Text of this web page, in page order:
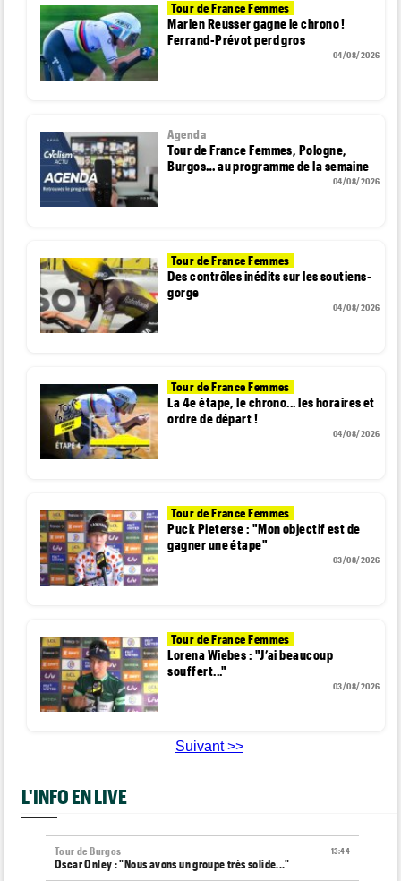
Tour de France Femmes
Marlen Reusser gagne le chrono !
Ferrand-Prévot perd gros
04/08/2026
Agenda
Tour de France Femmes, Pologne,
Burgos… au programme de la semaine
04/08/2026
Tour de France Femmes
Des contrôles inédits sur les soutiens-
gorge
04/08/2026
Tour de France Femmes
La 4e étape, le chrono... les horaires et
ordre de départ !
04/08/2026
Tour de France Femmes
Puck Pieterse : "Mon objectif est de
gagner une étape"
03/08/2026
Tour de France Femmes
Lorena Wiebes : "J’ai beaucoup
souffert..."
03/08/2026
Suivant >>
L'INFO EN LIVE
13:44
Tour de Burgos
Oscar Onley : "Nous avons un groupe très solide..."